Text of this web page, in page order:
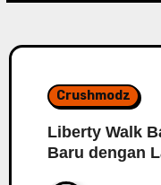
Crushmodz
Liberty Walk
Baru dengan